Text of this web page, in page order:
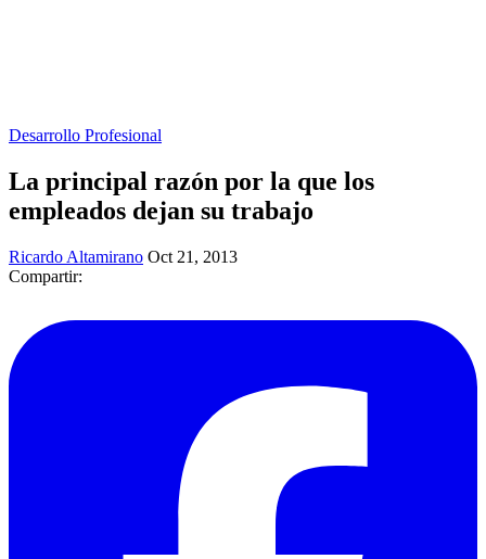
Desarrollo Profesional
La principal razón por la que los
empleados dejan su trabajo
Ricardo Altamirano Oct 21, 2013
Compartir: